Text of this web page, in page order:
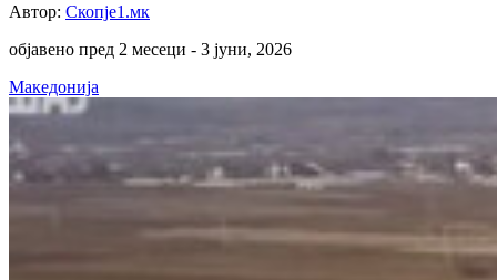
Автор: Скопје1.мк
објавено пред 2 месеци - 3 јуни, 2026
Македонија